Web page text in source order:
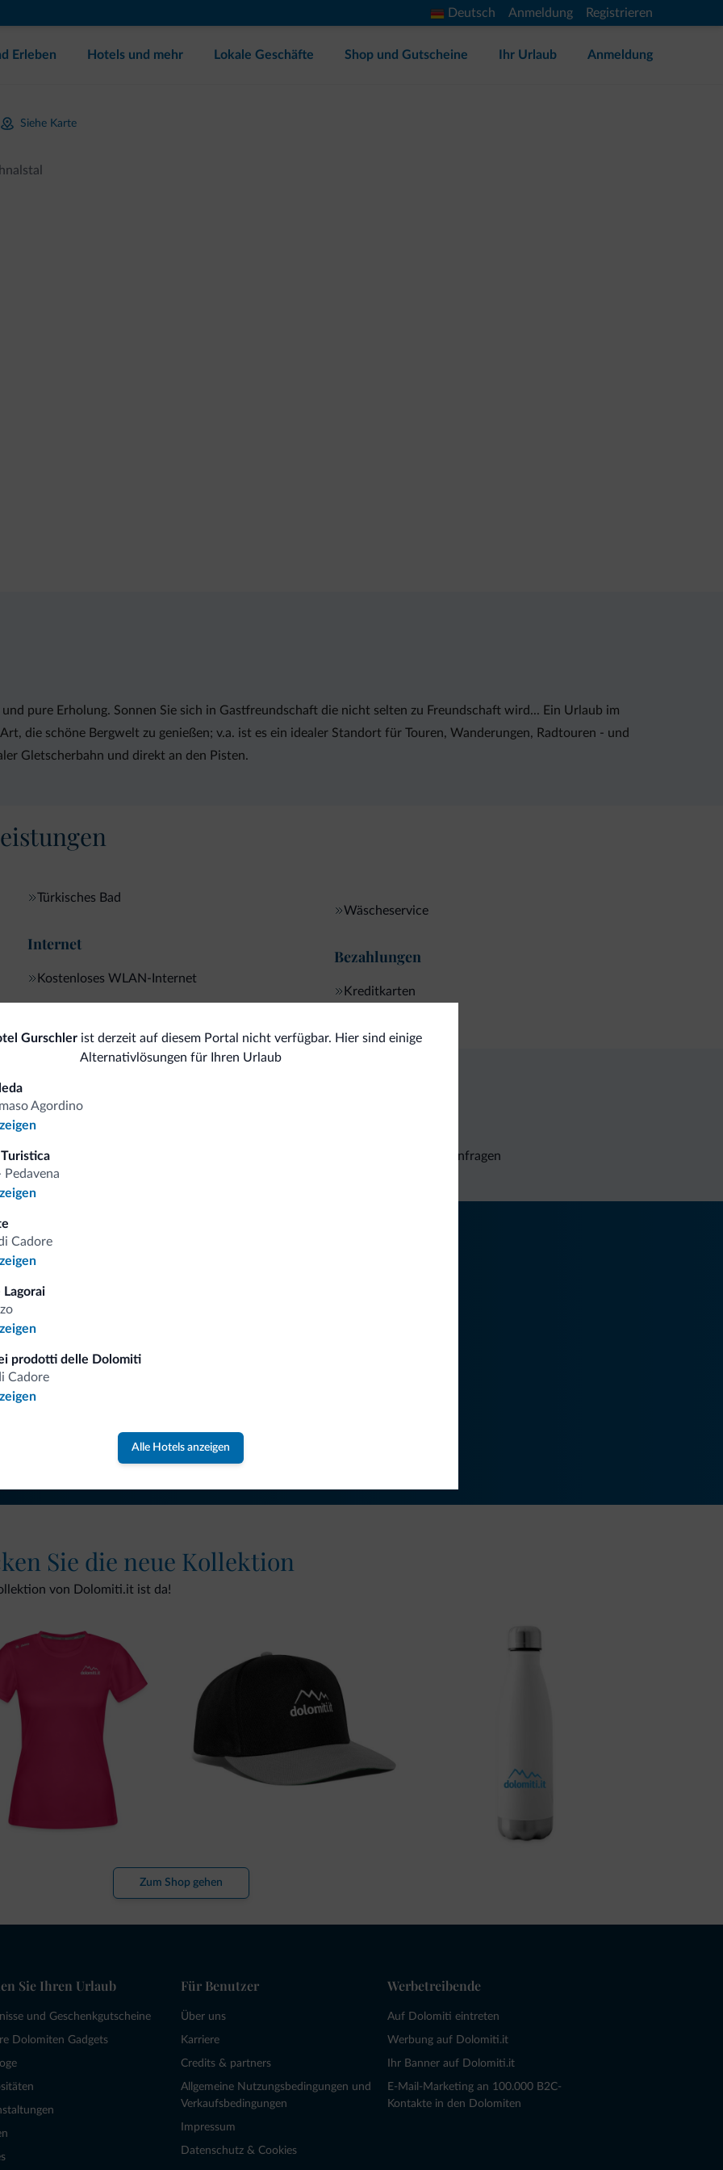
Deutsch Anmeldung Registrieren
Erleben Hotels und mehr Lokale Geschäfte Shop und Gutscheine Ihr Urlaub Anmeldung
Siehe Karte
pure Erholung. Sonnen Sie sich in Gastfreundschaft die nicht selten zu Freundschaft wird... Ein Urlaub im
die schöne Bergwelt zu genießen; v.a. ist es ein idealer Standort für Touren, Wanderungen, Radtouren - und
Gletscherbahn und direkt an den Pisten.
Türkisches Bad
Internet
Kostenloses WLAN-Internet
Wäscheservice
Bezahlungen
Kreditkarten
Gurschlerist derzeit auf diesem Portal nicht verfügbar. Hier sind einige
Alternativlösungen für Ihren Urlaub
Agordino
Turistica
Pedavena
Cadore
Lagorai
prodotti delle Dolomiti
Cadore
Alle Hotels anzeigen
Unverbindliche Anfragen
und Neuigkeiten für Ihren Urlaub in den Dolomiten.
Sie die neue Kollektion
von Dolomiti.it ist da!
Zum Shop gehen
Sie Ihren Urlaub
und Geschenkgutscheine
Dolomiten Gadgets
Für Benutzer
Über uns
Karriere
Credits & partners
Allgemeine Nutzungsbedingungen und
Verkaufsbedingungen
Impressum
Datenschutz & Cookies
Werbetreibende
Auf Dolomiti eintreten
Werbung auf Dolomiti.it
Ihr Banner auf Dolomiti.it
E-Mail-Marketing an 100.000 B2C-
Kontakte in den Dolomiten